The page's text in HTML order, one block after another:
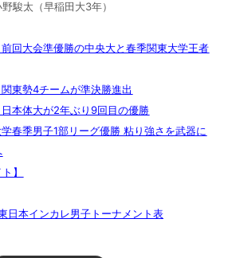
太（早稲田大3年）
回大会準優勝の中央大と春季関東大学王者
東勢4チームが準決勝進出
本体大が2年ぶり9回目の優勝
春季男子1部リーグ優勝 粘り強さを武器に
】
日本インカレ男子トーナメント表